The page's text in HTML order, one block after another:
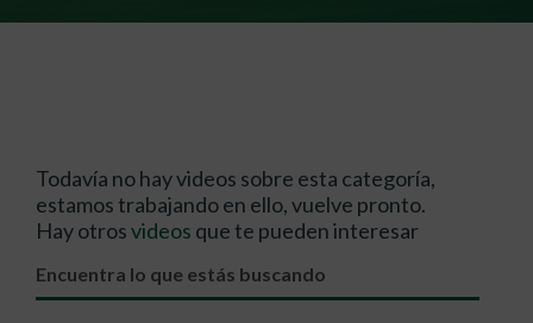
Todavía no hay videos sobre esta categoría,
estamos trabajando en ello, vuelve pronto.
Hay otrosvideos que te pueden interesar
Encuentra lo que estás buscando